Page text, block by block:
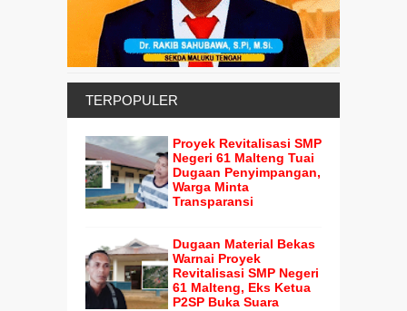
TERPOPULER
Proyek Revitalisasi SMP
Negeri 61 Malteng Tuai
Dugaan Penyimpangan,
Warga Minta
Transparansi
Dugaan Material Bekas
Warnai Proyek
Revitalisasi SMP Negeri
61 Malteng, Eks Ketua
P2SP Buka Suara